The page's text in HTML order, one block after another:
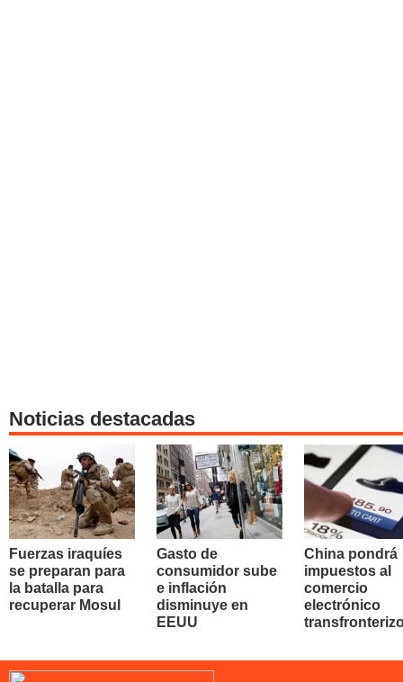
Noticias destacadas
Fuerzas iraquíes
se preparan para
la batalla para
recuperar Mosul
Gasto de
consumidor sube
e inflación
disminuye en
EEUU
China pondrá
impuestos al
comercio
electrónico